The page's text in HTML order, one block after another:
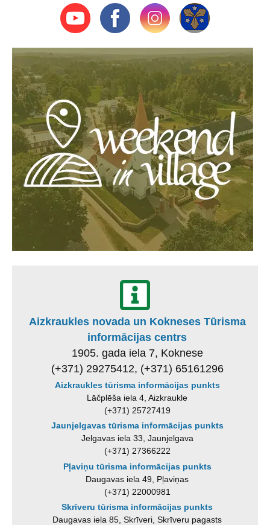
Aizkraukles novada un Kokneses Tūrisma
informācijas centrs
1905. gada iela 7, Koknese
(+371) 29275412, (+371) 65161296
Aizkraukles tūrisma informācijas punkts
Lāčplēša iela 4, Aizkraukle
(+371) 25727419
Jaunjelgavas tūrisma informācijas punkts
Jelgavas iela 33, Jaunjelgava
(+371) 27366222
Pļaviņu tūrisma informācijas punkts
Daugavas iela 49, Pļaviņas
(+371) 22000981
Skrīveru tūrisma informācijas punkts
Daugavas iela 85, Skrīveri, Skrīveru pagasts